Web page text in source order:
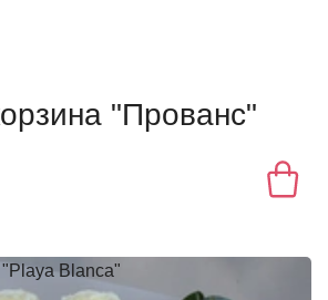
"Прованс"